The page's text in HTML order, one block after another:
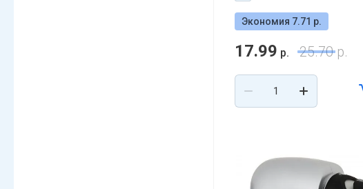
Экономия 7.71 р.
17.99 р. 25.70р.